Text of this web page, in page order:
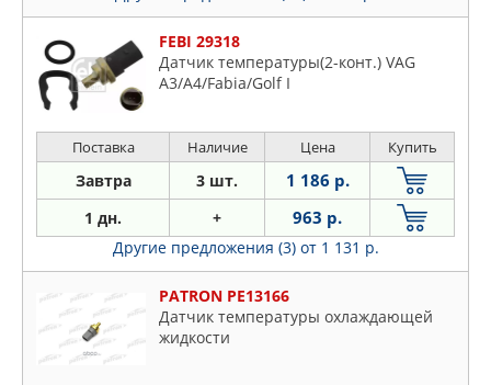
FEBI 29318
Датчик температуры(2-конт.) VAG
A3/A4/Fabia/Golf I
Поставка Наличие Цена Купить
Завтра 3 шт. 1 186 р.
1 дн. + 963 р.
Другие предложения (3) от 1 131 р.
PATRON PE13166
Датчик температуры охлаждающей
жидкости